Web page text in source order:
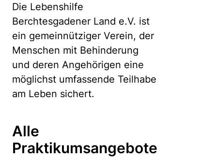
Die Lebenshilfe
Berchtesgadener Land e.V. ist
ein gemeinnütziger Verein, der
Menschen mit Behinderung
und deren Angehörigen eine
möglichst umfassende Teilhabe
am Leben sichert.
Alle
Praktikumsangebote